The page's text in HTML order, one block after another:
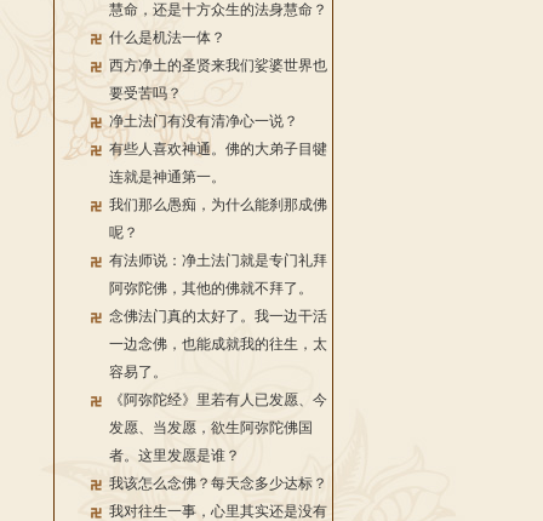
慧命，还是十方众生的法身慧命？
什么是机法一体？
西方净土的圣贤来我们娑婆世界也
要受苦吗？
净土法门有没有清净心一说？
有些人喜欢神通。佛的大弟子目犍
连就是神通第一。
我们那么愚痴，为什么能刹那成佛
呢？
有法师说：净土法门就是专门礼拜
阿弥陀佛，其他的佛就不拜了。
念佛法门真的太好了。我一边干活
一边念佛，也能成就我的往生，太
容易了。
《阿弥陀经》里若有人已发愿、今
发愿、当发愿，欲生阿弥陀佛国
者。这里发愿是谁？
我该怎么念佛？每天念多少达标？
我对往生一事，心里其实还是没有